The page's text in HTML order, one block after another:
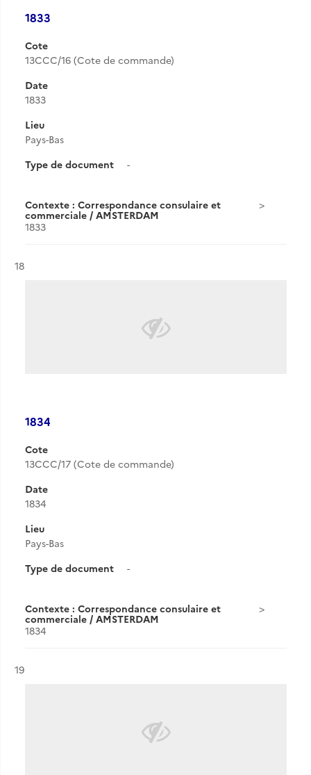
1833
Cote
13CCC/16 (Cote de commande)
Date
1833
Lieu
Pays-Bas
Type de document
-
Contexte : Correspondance consulaire et
commerciale / AMSTERDAM
1833
Résultat n°
18
1834
Cote
13CCC/17 (Cote de commande)
Date
1834
Lieu
Pays-Bas
Type de document
-
Contexte : Correspondance consulaire et
commerciale / AMSTERDAM
1834
Résultat n°
19